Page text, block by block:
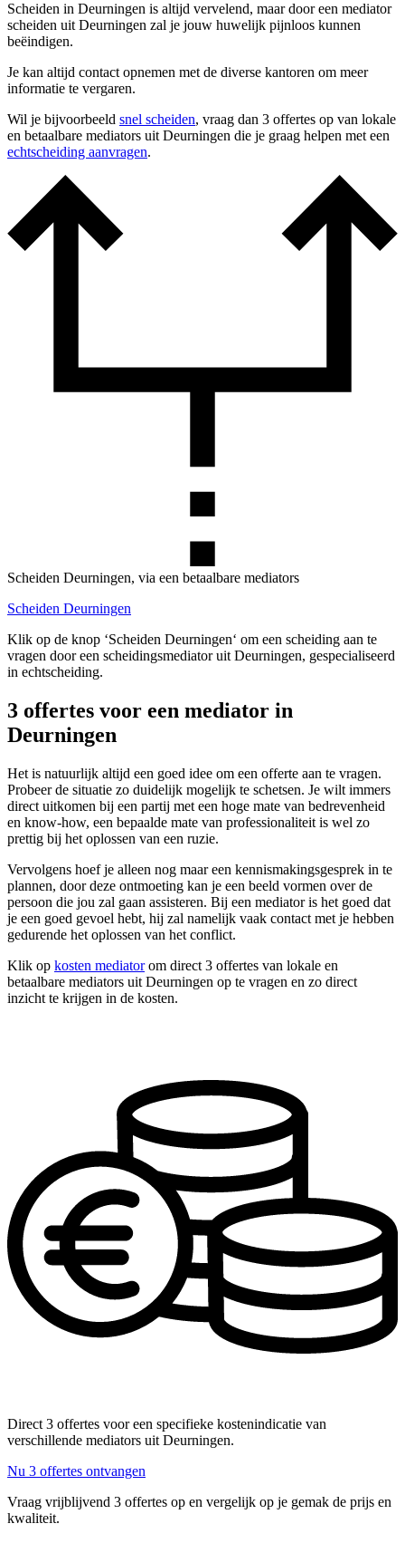
Scheiden in Deurningen is altijd vervelend, maar door een mediator
scheiden uit Deurningen zal je jouw huwelijk pijnloos kunnen
beëindigen.
Je kan altijd contact opnemen met de diverse kantoren om meer
informatie te vergaren.
Wil je bijvoorbeeld snel scheiden, vraag dan 3 offertes op van lokale
en betaalbare mediators uit Deurningen die je graag helpen met een
echtscheiding aanvragen.
Scheiden Deurningen, via een betaalbare mediators
Scheiden Deurningen
Klik op de knop ‘Scheiden Deurningen‘ om een scheiding aan te
vragen door een scheidingsmediator uit Deurningen, gespecialiseerd
in echtscheiding.
3 offertes voor een mediator in
Deurningen
Het is natuurlijk altijd een goed idee om een offerte aan te vragen.
Probeer de situatie zo duidelijk mogelijk te schetsen. Je wilt immers
direct uitkomen bij een partij met een hoge mate van bedrevenheid
en know-how, een bepaalde mate van professionaliteit is wel zo
prettig bij het oplossen van een ruzie.
Vervolgens hoef je alleen nog maar een kennismakingsgesprek in te
plannen, door deze ontmoeting kan je een beeld vormen over de
persoon die jou zal gaan assisteren. Bij een mediator is het goed dat
je een goed gevoel hebt, hij zal namelijk vaak contact met je hebben
gedurende het oplossen van het conflict.
Klik op kosten mediatorom direct 3 offertes van lokale en
betaalbare mediators uit Deurningen op te vragen en zo direct
inzicht te krijgen in de kosten.
Direct 3 offertes voor een specifieke kostenindicatie van
verschillende mediators uit Deurningen.
Nu 3 offertes ontvangen
Vraag vrijblijvend 3 offertes op en vergelijk op je gemak de prijs en
kwaliteit.